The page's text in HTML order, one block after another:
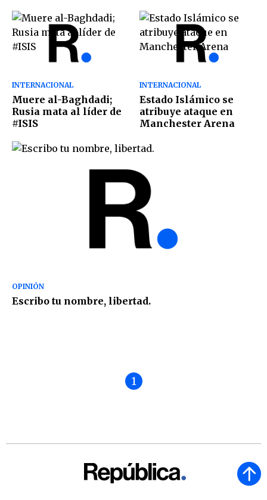
INTERNACIONAL
Muere al-Baghdadi;
Rusia mata al líder de
#ISIS
INTERNACIONAL
Estado Islámico se
atribuye ataque en
Manchester Arena
OPINIÓN
Escribo tu nombre, libertad.
1